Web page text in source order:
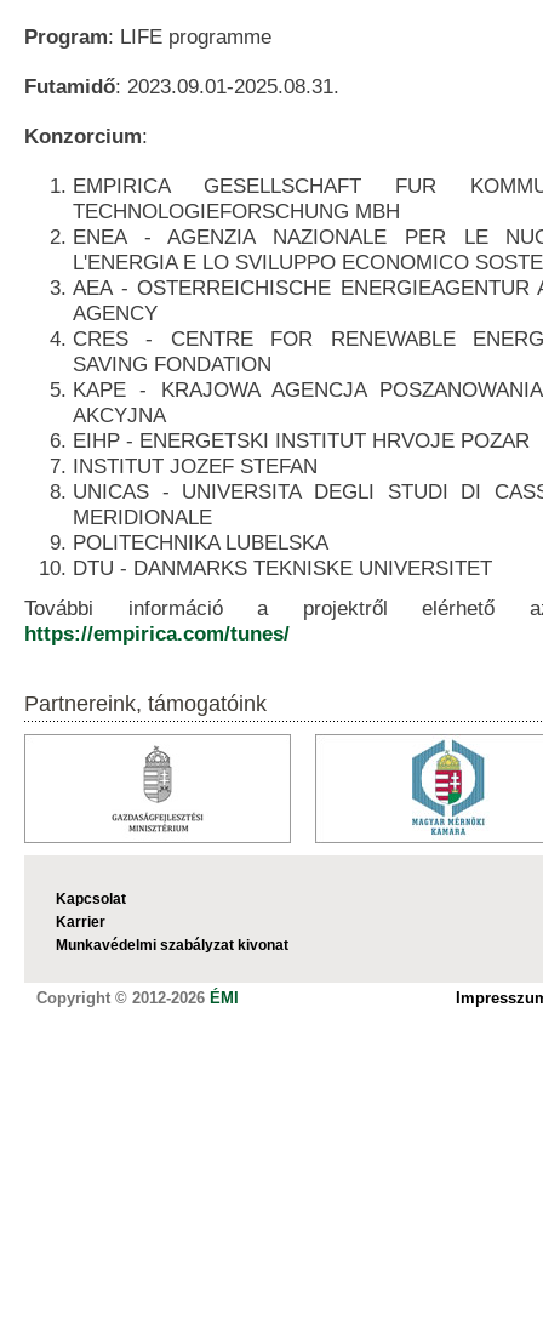
Program: LIFE programme
Futamidő: 2023.09.01-2025.08.31.
Konzorcium:
EMPIRICA GESELLSCHAFT FUR
TECHNOLOGIEFORSCHUNG MBH
ENEA - AGENZIA NAZIONALE PER LE
L'ENERGIA E LO SVILUPPO ECONOMICO
AEA - OSTERREICHISCHE ENERGIEAGENTUR
AGENCY
CRES - CENTRE FOR RENEWABLE
SAVING FONDATION
KAPE - KRAJOWA AGENCJA
AKCYJNA
EIHP - ENERGETSKI INSTITUT HRVOJE POZAR
INSTITUT JOZEF STEFAN
UNICAS - UNIVERSITA DEGLI STUDI DI
MERIDIONALE
POLITECHNIKA LUBELSKA
DTU - DANMARKS TEKNISKE UNIVERSITET
További információ a projektről elérhető
https://empirica.com/tunes/
Partnereink, támogatóink
Kapcsolat
Karrier
Munkavédelmi szabályzat kivonat
Copyright © 2012-2026 ÉMI